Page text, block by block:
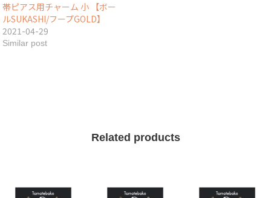
帯ピアス用チャーム 小 【ボー
ルSUKASHI/フープGOLD】
2021-04-29
Similar post
Related products